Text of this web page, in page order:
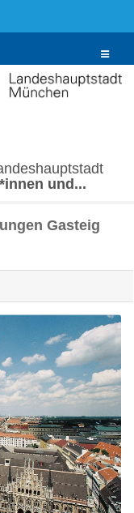
Toggle
und...
Gasteig